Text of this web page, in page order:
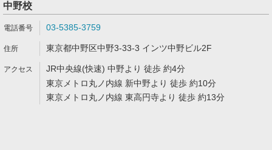
中野校
03-5385-3759
東京都中野区中野3-33-3 インツ中野ビル2F
JR中央線(快速) 中野より 徒歩 約4分
東京メトロ丸ノ内線 新中野より 徒歩 約10分
東京メトロ丸ノ内線 東高円寺より 徒歩 約13分